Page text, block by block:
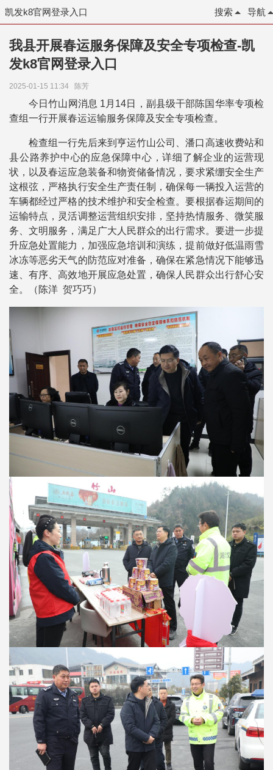
凯发k8官网登录入口 导航
搜索
我县开展春运服务保障及安全专项检查-凯
发k8官网登录入口
2025-01-15 11:34 陈芳
今日竹山网消息 1月14日，副县级干部陈国华率专项检
查组一行开展春运运输服务保障及安全专项检查。
检查组一行先后来到亨运竹山公司、潘口高速收费站和
县公路养护中心的应急保障中心，详细了解企业的运营现
状，以及春运应急装备和物资储备情况，要求紧绷安全生产
这根弦，严格执行安全生产责任制，确保每一辆投入运营的
车辆都经过严格的技术维护和安全检查。要根据春运期间的
运输特点，灵活调整运营组织安排，坚持热情服务、微笑服
务、文明服务，满足广大人民群众的出行需求。要进一步提
升应急处置能力，加强应急培训和演练，提前做好低温雨雪
冰冻等恶劣天气的防范应对准备，确保在紧急情况下能够迅
速、有序、高效地开展应急处置，确保人民群众出行舒心安
全。（陈洋 贺巧巧）